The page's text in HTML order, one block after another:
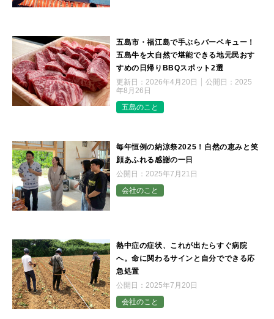
五島市・福江島で手ぶらバーベキュー！
五島牛を大自然で堪能できる地元民おす
すめの日帰りBBQスポット2選
更新日： 2026年4月20日 公開日： 2025
年8月26日
五島のこと
毎年恒例の納涼祭2025！自然の恵みと笑
顔あふれる感謝の一日
公開日： 2025年7月21日
会社のこと
熱中症の症状、これが出たらすぐ病院
へ。命に関わるサインと自分でできる応
急処置
公開日： 2025年7月20日
会社のこと